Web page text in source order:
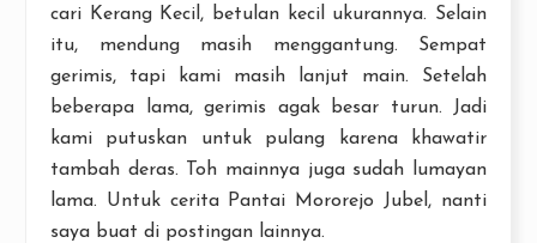
cari Kerang Kecil, betulan kecil ukurannya. Selain
itu, mendung masih menggantung. Sempat
gerimis, tapi kami masih lanjut main. Setelah
beberapa lama, gerimis agak besar turun. Jadi
kami putuskan untuk pulang karena khawatir
tambah deras. Toh mainnya juga sudah lumayan
lama. Untuk cerita Pantai Mororejo Jubel, nanti
saya buat di postingan lainnya.